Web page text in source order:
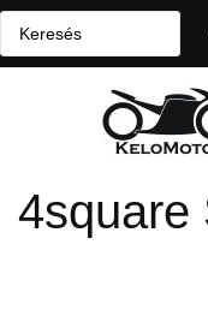
4square